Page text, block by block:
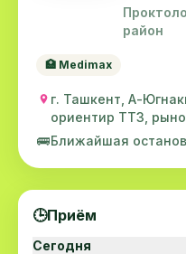
район
🏥 Medimax
г. Ташкент, А-
ориентир ТТЗ,
🚌Ближайшая
🕒Приём
Сегодня